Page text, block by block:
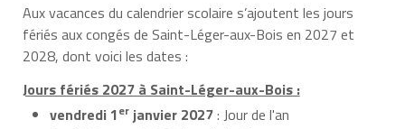
Aux vacances du calendrier scolaire s’ajoutent les jours
fériés aux congés de Saint-Léger-aux-Bois en 2027 et
2028, dont voici les dates :
Jours fériés 2027 à Saint-Léger-aux-Bois :
vendredi 1er janvier 2027: Jour de l'an